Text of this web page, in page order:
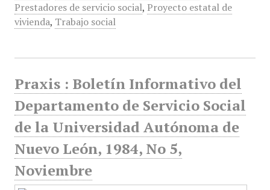
Prestadores de servicio social, Proyecto estatal de
vivienda, Trabajo social
Praxis : Boletín Informativo del
Departamento de Servicio Social
de la Universidad Autónoma de
Nuevo León, 1984, No 5,
Noviembre